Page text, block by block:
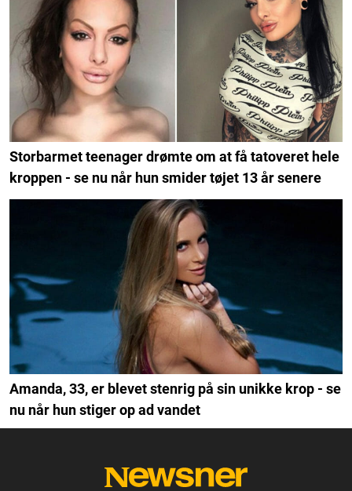
Storbarmet teenager drømte om at få tatoveret hele
kroppen - se nu når hun smider tøjet 13 år senere
Amanda, 33, er blevet stenrig på sin unikke krop - se
nu når hun stiger op ad vandet